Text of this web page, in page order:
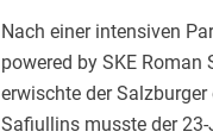
Nach einer intensiven
powered by SKE
erwischte der
Safiullins musste der